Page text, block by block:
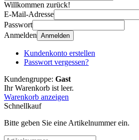
Willkommen zurück!
E-Mail-Adresse
Passwort
Anmelden Anmelden
Kundenkonto erstellen
Passwort vergessen?
Kundengruppe: Gast
Ihr Warenkorb ist leer.
Warenkorb anzeigen
Schnellkauf
Bitte geben Sie eine Artikelnummer ein.